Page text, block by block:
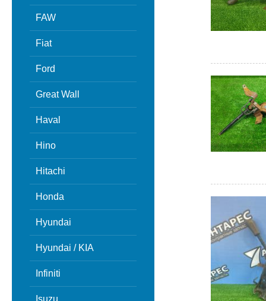
FAW
Fiat
Ford
Great Wall
Haval
Hino
Hitachi
Honda
Hyundai
Hyundai / KIA
Infiniti
Isuzu